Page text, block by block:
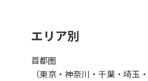
エリア別
首都圏
（東京・神奈川・千葉・埼玉・